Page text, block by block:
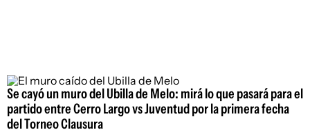
Se cayó un muro del Ubilla de Melo: mirá lo que pasará para el
partido entre Cerro Largo vs Juventud por la primera fecha
del Torneo Clausura